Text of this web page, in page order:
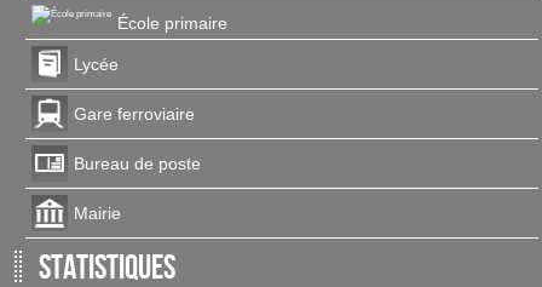
École primaire
Lycée
Gare ferroviaire
Bureau de poste
Mairie
Statistiques